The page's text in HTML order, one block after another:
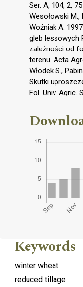
Ser. A, 104, 2,
Wesołowski
Woźniak A.
gleb lessowych
zależności od
terenu. Acta
Włodek S.,
Skutki
Fol. Univ. Agric.
Keywords
winter wheat
reduced tillage